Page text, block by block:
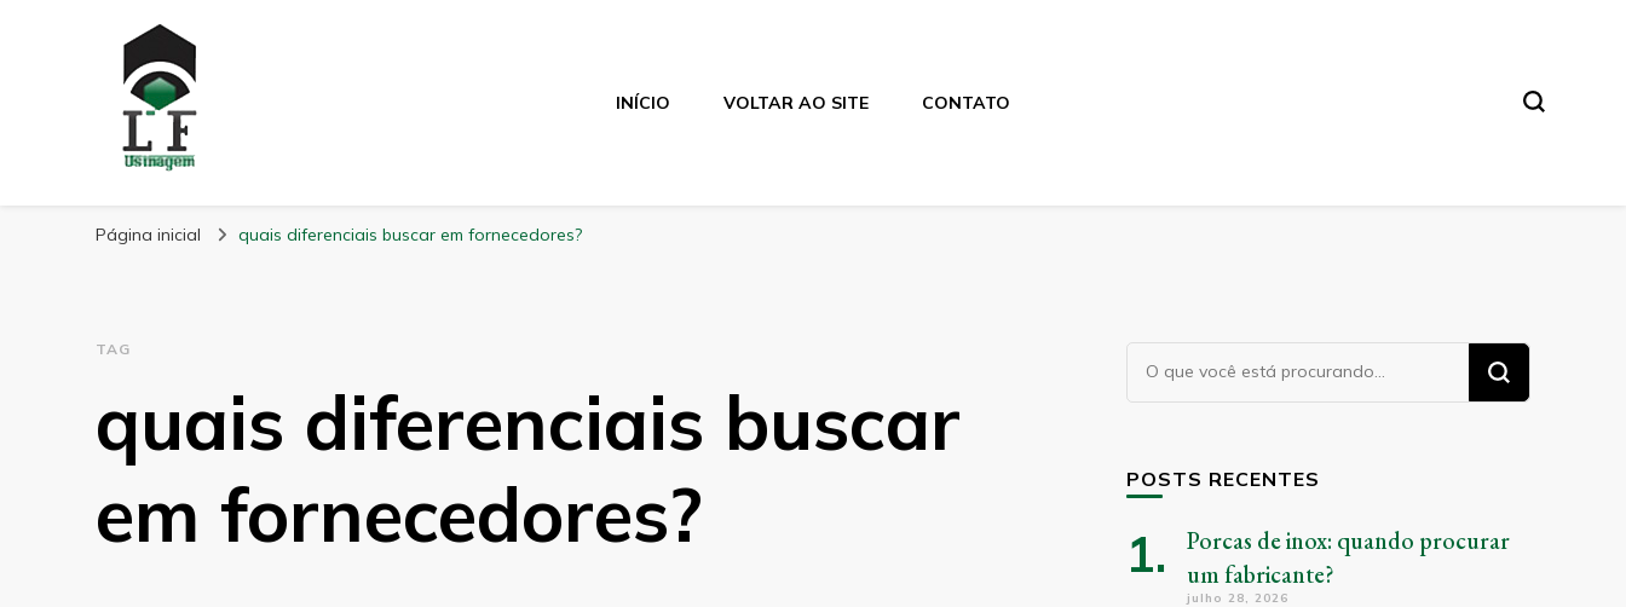
LF Usinagem
INÍCIO VOLTAR AO SITE CONTATO
Página inicial quais diferenciais buscar em fornecedores?
TAG
quais diferenciais buscar
em fornecedores?
Procurando
algo?
POSTS RECENTES
Porcas de inox: quando procurar
um fabricante?
julho 28, 2026